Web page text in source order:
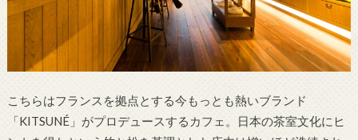
こちらはフランスを拠点とする今もっとも熱いブランド
「KITSUNÉ」がプロデュースするカフェ。日本の茶室文化にヒ